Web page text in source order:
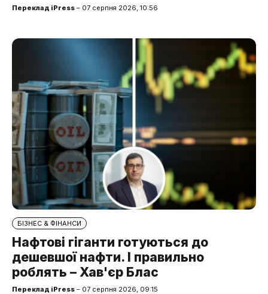
Переклад iPress – 07 серпня 2026, 10:56
БІЗНЕС & ФІНАНСИ
Нафтові гіганти готуються до
дешевшої нафти. І правильно
роблять – Хав'єр Блас
Переклад iPress – 07 серпня 2026, 09:15